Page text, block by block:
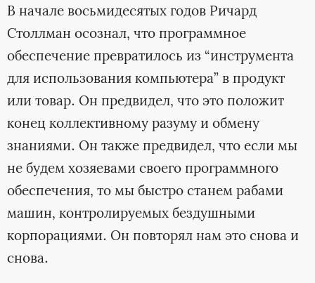
В начале восьмидесятых годов Ричард
Столлман осознал, что программное
обеспечение превратилось из “инструмента
для использования компьютера” в продукт
или товар. Он предвидел, что это положит
конец коллективному разуму и обмену
знаниями. Он также предвидел, что если мы
не будем хозяевами своего программного
обеспечения, то мы быстро станем рабами
машин, контролируемых бездушными
корпорациями. Он повторял нам это снова и
снова.